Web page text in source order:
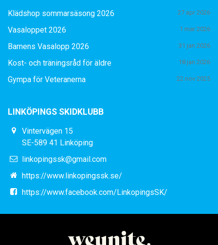
Klädshop sommarsäsong 2026 27 apr 2026
Vasaloppet 2026 1 mar 2026
Barnens Vasalopp 2026 31 jan 2026
Kost- och träningsråd för äldre 18 jan 2026
Gympa för Veteranerna 22 nov 2025
LINKÖPINGS SKIDKLUBB
Vintervägen 15
SE-589 41 Linköping
linkopingssk@gmail.com
https://www.linkopingssk.se/
https://www.facebook.com/LinkopingsSK/